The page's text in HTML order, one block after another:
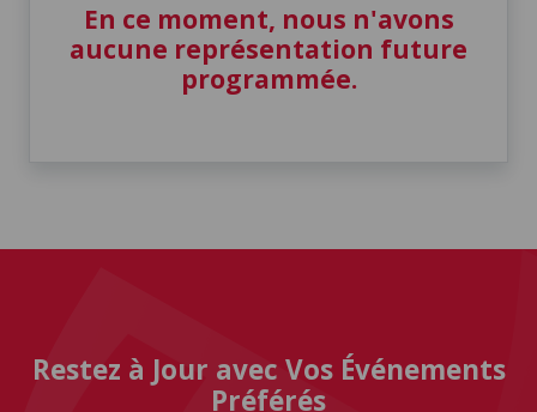
En ce moment, nous n'avons
aucune représentation future
programmée.
Restez à Jour avec Vos Événements
Préférés